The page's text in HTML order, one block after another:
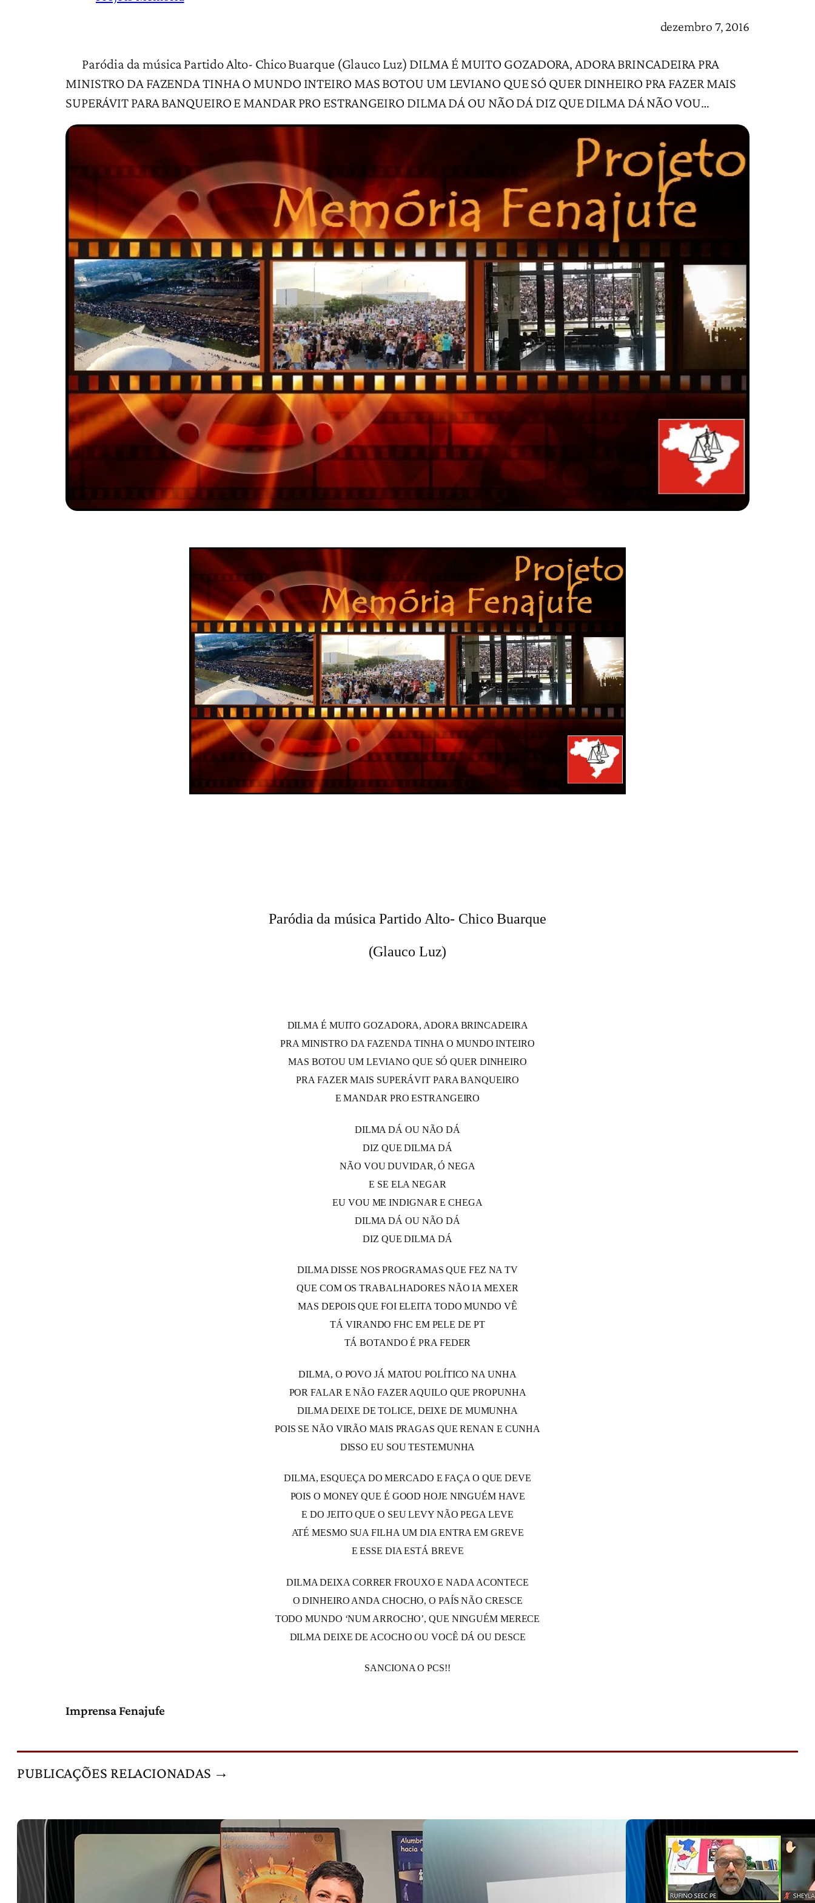
dezembro 7, 2016
Paródia da música Partido Alto- Chico Buarque (Glauco Luz) DILMA É MUITO GOZADORA, ADORA BRINCADEIRA PRA
MINISTRO DA FAZENDA TINHA O MUNDO INTEIRO MAS BOTOU UM LEVIANO QUE SÓ QUER DINHEIRO PRA FAZER MAIS
SUPERÁVIT PARA BANQUEIRO E MANDAR PRO ESTRANGEIRO DILMA DÁ OU NÃO DÁ DIZ QUE DILMA DÁ NÃO VOU…
Paródia da música Partido Alto- Chico Buarque
(Glauco Luz)
DILMA É MUITO GOZADORA, ADORA BRINCADEIRA
PRA MINISTRO DA FAZENDA TINHA O MUNDO INTEIRO
MAS BOTOU UM LEVIANO QUE SÓ QUER DINHEIRO
PRA FAZER MAIS SUPERÁVIT PARA BANQUEIRO
E MANDAR PRO ESTRANGEIRO
DILMA DÁ OU NÃO DÁ
DIZ QUE DILMA DÁ
NÃO VOU DUVIDAR, Ó NEGA
E SE ELA NEGAR
EU VOU ME INDIGNAR E CHEGA
DILMA DÁ OU NÃO DÁ
DIZ QUE DILMA DÁ
DILMA DISSE NOS PROGRAMAS QUE FEZ NA TV
QUE COM OS TRABALHADORES NÃO IA MEXER
MAS DEPOIS QUE FOI ELEITA TODO MUNDO VÊ
TÁ VIRANDO FHC EM PELE DE PT
TÁ BOTANDO É PRA FEDER
DILMA, O POVO JÁ MATOU POLÍTICO NA UNHA
POR FALAR E NÃO FAZER AQUILO QUE PROPUNHA
DILMA DEIXE DE TOLICE, DEIXE DE MUMUNHA
POIS SE NÃO VIRÃO MAIS PRAGAS QUE RENAN E CUNHA
DISSO EU SOU TESTEMUNHA
DILMA, ESQUEÇA DO MERCADO E FAÇA O QUE DEVE
POIS O MONEY QUE É GOOD HOJE NINGUÉM HAVE
E DO JEITO QUE O SEU LEVY NÃO PEGA LEVE
ATÉ MESMO SUA FILHA UM DIA ENTRA EM GREVE
E ESSE DIA ESTÁ BREVE
DILMA DEIXA CORRER FROUXO E NADA ACONTECE
O DINHEIRO ANDA CHOCHO, O PAÍS NÃO CRESCE
TODO MUNDO ‘NUM ARROCHO’, QUE NINGUÉM MERECE
DILMA DEIXE DE ACOCHO OU VOCÊ DÁ OU DESCE
SANCIONA O PCS!!
Imprensa Fenajufe
PUBLICAÇÕES RELACIONADAS →